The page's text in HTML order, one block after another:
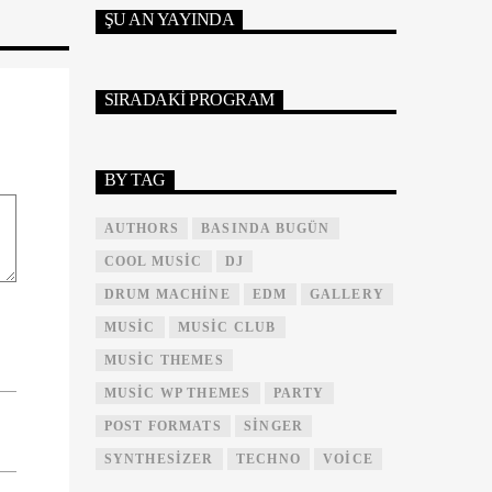
ŞU AN YAYINDA
SIRADAKI PROGRAM
BY TAG
AUTHORS BASINDA BUGÜN
COOL MUSIC DJ
DRUM MACHINE EDM GALLERY
MUSIC MUSIC CLUB
MUSIC THEMES
MUSIC WP THEMES PARTY
POST FORMATS SINGER
SYNTHESIZER TECHNO VOICE